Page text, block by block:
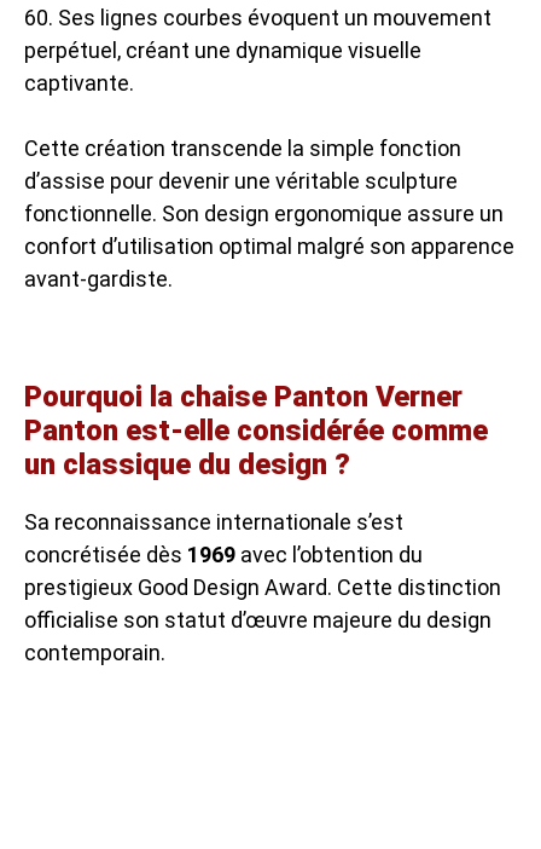
60. Ses lignes courbes évoquent un mouvement
perpétuel, créant une dynamique visuelle
captivante.
Cette création transcende la simple fonction
d’assise pour devenir une véritable sculpture
fonctionnelle. Son design ergonomique assure un
confort d’utilisation optimal malgré son apparence
avant-gardiste.
Pourquoi la chaise Panton Verner
Panton est-elle considérée comme
un classique du design ?
Sa reconnaissance internationale s’est
concrétisée dès 1969 avec l’obtention du
prestigieux Good Design Award. Cette distinction
officialise son statut d’œuvre majeure du design
contemporain.